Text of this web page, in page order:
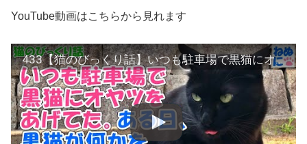
YouTube動画はこちらから見れます
433【猫のびっくり話】いつも駐車場で黒猫にオヤツをあげてた。ある日、黒猫が何かを咥えてやって来た。よく見ると・・・